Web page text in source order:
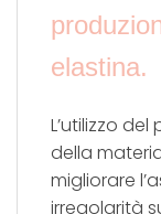
elastina.
L’utilizzo
della
migliorare
irregolarità